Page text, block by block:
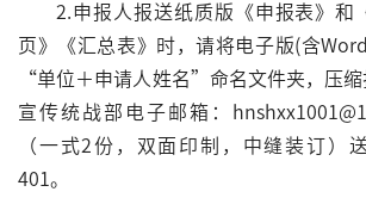
2.申报人报送纸质版《申报表》和
页》《汇总表》时，请将电子版(含
“单位＋申请人姓名”命名文件夹，压
宣传统战部电子邮箱：
（一式2份，双面印制，中缝装订）
401。